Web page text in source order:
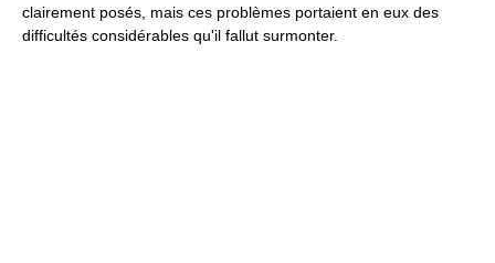
clairement posés, mais ces problèmes portaient en eux des
difficultés considérables qu'il fallut surmonter.